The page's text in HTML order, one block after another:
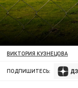
ВИКТОРИЯ КУЗНЕЦОВА
ПОДПИШИТЕСЬ: